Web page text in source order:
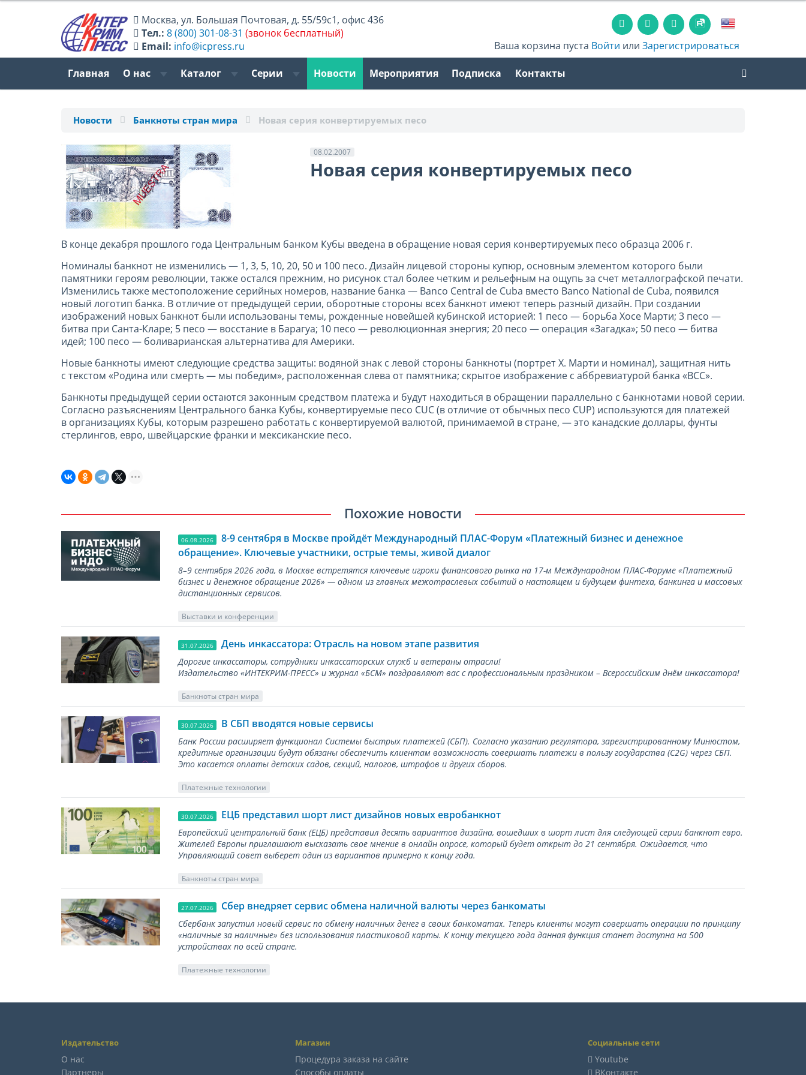
Москва,ул. Большая Почтовая, д. 55/59с1, офис 436
Тел.: 8 (800) 301-08-31 (звонок бесплатный)
Email: info@icpress.ru Ваша корзина пуста Войти илиЗарегистрироваться
Главная О нас Каталог Серии Новости Мероприятия Подписка Контакты
Новости Банкноты стран мира Новая серия конвертируемых песо
08.02.2007
Новая серия конвертируемых песо
В конце декабря прошлого года Центральным банком Кубы введена в обращение новая серия конвертируемых песо образца 2006 г.
Номиналы банкнот не изменились — 1, 3, 5, 10, 20, 50 и 100 песо. Дизайн лицевой стороны купюр, основным элементом которого были
памятники героям революции, также остался прежним, но рисунок стал более четким и рельефным на ощупь за счет металлографской печати.
Изменились также местоположение серийных номеров, название банка — Banco Central de Cuba вместо Banco National de Cuba, появился
новый логотип банка. В отличие от предыдущей серии, оборотные стороны всех банкнот имеют теперь разный дизайн. При создании
изображений новых банкнот были использованы темы, рожденные новейшей кубинской историей: 1 песо — борьба Хосе Марти; 3 песо —
битва при Санта-Кларе; 5 песо — восстание в Барагуа; 10 песо — революционная энергия; 20 песо — операция «Загадка»; 50 песо — битва
идей; 100 песо — боливарианская альтернатива для Америки.
Новые банкноты имеют следующие средства защиты: водяной знак с левой стороны банкноты (портрет Х. Марти и номинал), защитная нить
с текстом «Родина или смерть — мы победим», расположенная слева от памятника; скрытое изображение с аббревиатурой банка «ВСС».
Банкноты предыдущей серии остаются законным средством платежа и будут находиться в обращении параллельно с банкнотами новой серии.
Согласно разъяснениям Центрального банка Кубы, конвертируемые песо CUC (в отличие от обычных песо CUP) используются для платежей
в организациях Кубы, которым разрешено работать с конвертируемой валютой, принимаемой в стране, — это канадские доллары, фунты
стерлингов, евро, швейцарские франки и мексиканские песо.
Похожие новости
06.08.2026
8-9 сентября в Москве пройдёт Международный ПЛАС-Форум «Платежный бизнес и денежное
обращение». Ключевые участники, острые темы, живой диалог
8–9 сентября 2026 года, в Москве встретятся ключевые игроки финансового рынка на 17-м Международном ПЛАС-Форуме «Платежный
бизнес и денежное обращение 2026» — одном из главных межотраслевых событий о настоящем и будущем финтеха, банкинга и массовых
дистанционных сервисов.
Выставки и конференции
31.07.2026 День инкассатора: Отрасль на новом этапе развития
Дорогие инкассаторы, сотрудники инкассаторских служб и ветераны отрасли!
Издательство «ИНТЕКРИМ-ПРЕСС» и журнал «БСМ» поздравляют вас с профессиональным праздником – Всероссийским днём инкассатора!
Банкноты стран мира
30.07.2026 В СБП вводятся новые сервисы
Банк России расширяет функционал Системы быстрых платежей (СБП). Согласно указанию регулятора, зарегистрированному Минюстом,
кредитные организации будут обязаны обеспечить клиентам возможность совершать платежи в пользу государства (С2G) через СБП.
Это касается оплаты детских садов, секций, налогов, штрафов и других сборов.
Платежные технологии
30.07.2026 ЕЦБ представил шорт лист дизайнов новых евробанкнот
Европейский центральный банк (ЕЦБ) представил десять вариантов дизайна, вошедших в шорт лист для следующей серии банкнот евро.
Жителей Европы приглашают высказать свое мнение в онлайн опросе, который будет открыт до 21 сентября. Ожидается, что
Управляющий совет выберет один из вариантов примерно к концу года.
Банкноты стран мира
27.07.2026 Сбер внедряет сервис обмена наличной валюты через банкоматы
Сбербанк запустил новый сервис по обмену наличных денег в своих банкоматах. Теперь клиенты могут совершать операции по принципу
«наличные за наличные» без использования пластиковой карты. К концу текущего года данная функция станет доступна на 500
устройствах по всей стране.
Платежные технологии
Издательство
О нас
Партнеры
Магазин
Процедура заказа на сайте
Способы оплаты
Социальные сети
Youtube
ВКонтакте